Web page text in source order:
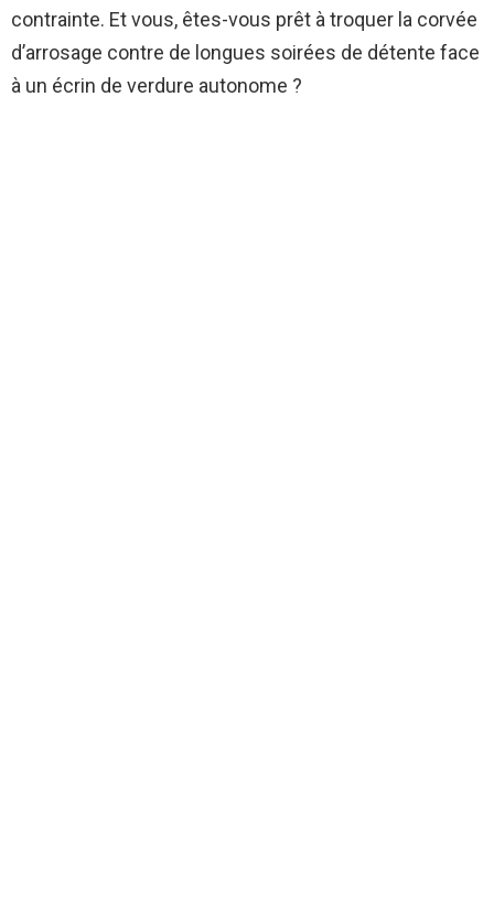
contrainte. Et vous, êtes-vous prêt à troquer la corvée
d’arrosage contre de longues soirées de détente face
à un écrin de verdure autonome ?